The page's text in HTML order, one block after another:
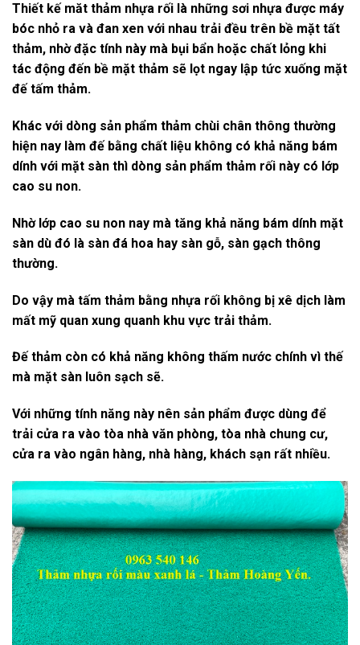
Thiết kế măt thảm nhựa rối là những sơi nhựa được máy
bóc nhỏ ra và đan xen với nhau trải đều trên bề mặt tất
thảm, nhờ đặc tính này mà bụi bẩn hoặc chất lỏng khi
tác động đến bề mặt thảm sẽ lọt ngay lập tức xuống mặt
đế tấm thảm.
Khác với dòng sản phẩm thảm chùi chân thông thường
hiện nay làm đế bằng chất liệu không có khả năng bám
dính với mặt sàn thì dòng sản phẩm thảm rối này có lớp
cao su non.
Nhờ lớp cao su non nay mà tăng khả năng bám dính mặt
sàn dù đó là sàn đá hoa hay sàn gỗ, sàn gạch thông
thường.
Do vậy mà tấm thảm bằng nhựa rối không bị xê dịch làm
mất mỹ quan xung quanh khu vực trải thảm.
Đế thảm còn có khả năng không thấm nước chính vì thế
mà mặt sàn luôn sạch sẽ.
Với những tính năng này nên sản phẩm được dùng để
trải cửa ra vào tòa nhà văn phòng, tòa nhà chung cư,
cửa ra vào ngân hàng, nhà hàng, khách sạn rất nhiều.